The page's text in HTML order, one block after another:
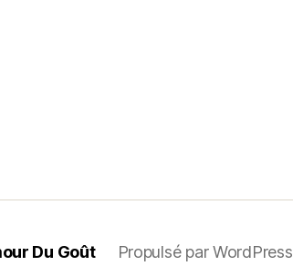
Du Goût Propulsé par WordPress